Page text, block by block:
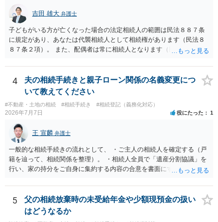
吉田 雄大 弁護士
子どもがいる方が亡くなった場合の法定相続人の範囲は民法８８７条
に規定があり、あなたは代襲相続人として相続権があります（民法８
８７条２項）。 また、配偶者は常に相続人となります（民法８９０
も相続権があります。つまり、孫５人に加えて「おじ又はおば」にも
相続権がある可能性があります。
4
夫の相続手続きと親子ローン関係の名義変更につ
いて教えてください
#不動産・土地の相続 #相続手続き #相続登記（義務化対応）
2026年7月7日 役にたった 1
王 宣麟 弁護士
一般的な相続手続きの流れとして、 ・ご主人の相続人を確定する（戸
籍を辿って、相続関係を整理）。 ・相続人全員で「遺産分割協議」を
行い、家の持分をご自身に集約する内容の合意を書面にする。 ・その
ンと抵当権の名義について、金融機関と協議し、可能ならあなた名義
に切り替える（団信の見直しなども含めて）。 ・ただし、親子ローン
で義母も共有名義に入っている場合、通常は、義母の持分や義母のロ
ーン部分を動かすには、義母本人の同意・協議が不可欠です。 ここが
5
父の相続放棄時の未受給年金や少額現預金の扱い
はどうなるか